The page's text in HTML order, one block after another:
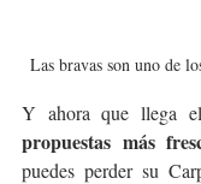
Las bravas son uno de
propuestas más
puedes perder su